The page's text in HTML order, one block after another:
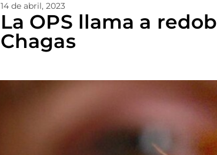
14 de abril, 2023
La OPS llama a
Chagas